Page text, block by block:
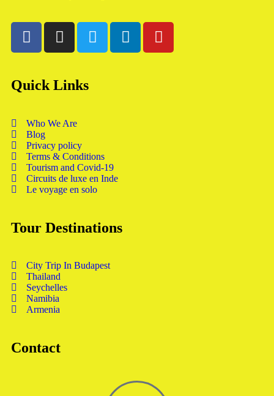
Quick Links
Who We Are
Blog
Privacy policy
Terms & Conditions
Tourism and Covid-19
Circuits de luxe en Inde
Le voyage en solo
Tour Destinations
City Trip In Budapest
Thailand
Seychelles
Namibia
Armenia
Contact